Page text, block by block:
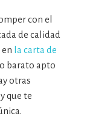
con el
de calidad
la carta de
barato apto
otras
que te